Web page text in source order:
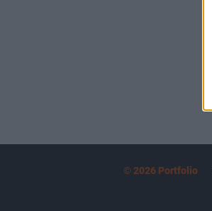
© 2026 Portfolio